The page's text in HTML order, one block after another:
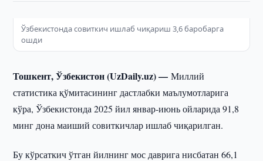
Ўзбекистонда совиткич ишлаб чиқариш 3,6 баробарга
ошди
Тошкент, Ўзбекистон (UzDaily.uz) —Миллий
статистика қўмитасининг дастлабки маълумотларига
кўра, Ўзбекистонда 2025 йил январ-июнь ойларида 91,8
минг дона маиший совиткичлар ишлаб чиқарилган.
Бу кўрсаткич ўтган йилнинг мос даврига нисбатан 66,1